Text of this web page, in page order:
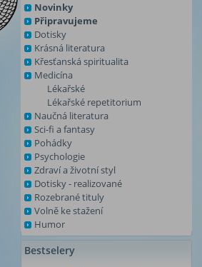
Novinky
Připravujeme
Dotisky
Krásná literatura
Křesťanská spiritualita
Medicína
Lékařské
Lékařské repetitorium
Naučná literatura
Sci-fi a fantasy
Pohádky
Psychologie
Zdraví a životní styl
Dotisky - realizované
Rozebrané tituly
Volně ke stažení
Humor
Bestselery